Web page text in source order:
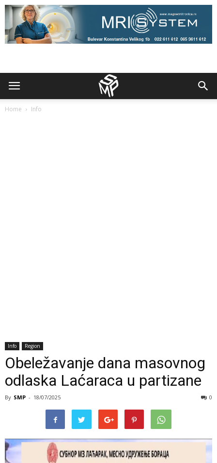
Home Info
Info Region
Obeležavanje dana masovnog
odlaska Laćaraca u partizane
By SMP - 18/07/2025 0